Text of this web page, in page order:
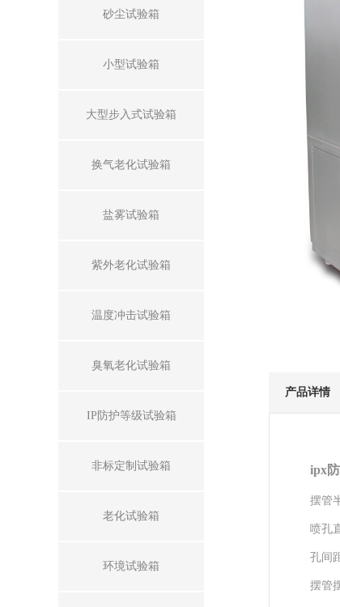
砂尘试验箱
小型试验箱
大型步入式试验箱
换气老化试验箱
盐雾试验箱
紫外老化试验箱
温度冲击试验箱
臭氧老化试验箱
IP防护等级试验箱
非标定制试验箱
老化试验箱
环境试验箱
产品详情
ipx
摆管
喷孔
孔间
摆管